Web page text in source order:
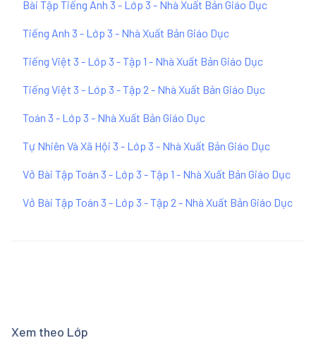
Bài Tập Tiếng Anh 3 - Lớp 3 - Nhà Xuất Bản Giáo Dục
Tiếng Anh 3 - Lớp 3 - Nhà Xuất Bản Giáo Dục
Tiếng Việt 3 - Lớp 3 - Tập 1 - Nhà Xuất Bản Giáo Dục
Tiếng Việt 3 - Lớp 3 - Tập 2 - Nhà Xuất Bản Giáo Dục
Toán 3 - Lớp 3 - Nhà Xuất Bản Giáo Dục
Tự Nhiên Và Xã Hội 3 - Lớp 3 - Nhà Xuất Bản Giáo Dục
Vở Bài Tập Toán 3 - Lớp 3 - Tập 1 - Nhà Xuất Bản Giáo Dục
Vở Bài Tập Toán 3 - Lớp 3 - Tập 2 - Nhà Xuất Bản Giáo Dục
Xem theo Lớp